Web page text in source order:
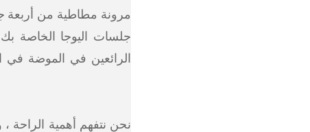
مرونة مطاطية من أربعة
جلسات اليوجا الخاصة
الرائعين في الموضة في
نحن نتفهم أهمية الراحة